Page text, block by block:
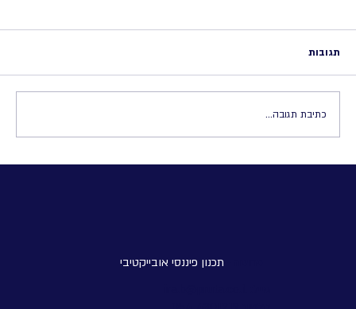
למה כל כך חשוב להגדיר מוטבים בקופות שלכם?
תגובות
כתיבת תגובה...
תכנון פיננסי אובייקטיבי